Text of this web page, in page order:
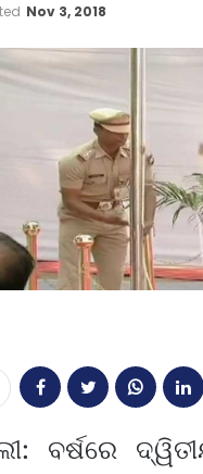
Nov 3, 2018
ବର୍ଷରେ